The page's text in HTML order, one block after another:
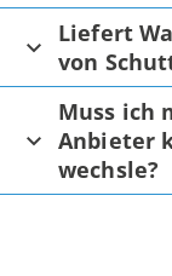
Liefert
von
Muss ich
Anbieter
wechsle?